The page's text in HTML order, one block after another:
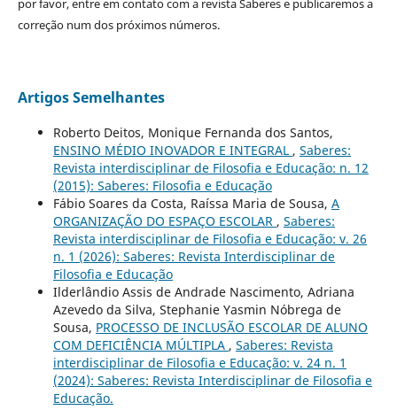
por favor, entre em contato com a revista Saberes e publicaremos a
correção num dos próximos números.
Artigos Semelhantes
Roberto Deitos, Monique Fernanda dos Santos,
ENSINO MÉDIO INOVADOR E INTEGRAL , Saberes:
Revista interdisciplinar de Filosofia e Educação: n. 12
(2015): Saberes: Filosofia e Educação
Fábio Soares da Costa, Raíssa Maria de Sousa, A
ORGANIZAÇÃO DO ESPAÇO ESCOLAR , Saberes:
Revista interdisciplinar de Filosofia e Educação: v. 26
n. 1 (2026): Saberes: Revista Interdisciplinar de
Filosofia e Educação
Ilderlândio Assis de Andrade Nascimento, Adriana
Azevedo da Silva, Stephanie Yasmin Nóbrega de
Sousa, PROCESSO DE INCLUSÃO ESCOLAR DE ALUNO
COM DEFICIÊNCIA MÚLTIPLA , Saberes: Revista
interdisciplinar de Filosofia e Educação: v. 24 n. 1
(2024): Saberes: Revista Interdisciplinar de Filosofia e
Educação.